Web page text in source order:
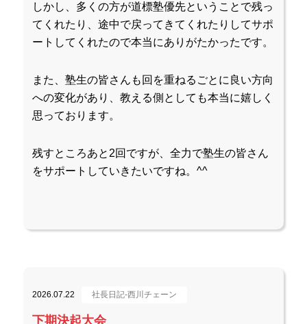
しかし、多くの方が道標塾優先ということで残っ
てくれたり、途中で戻ってきてくれたりしてサポ
ートしてくれたので本当にありがたかったです。
また、塾生の皆さんも回を重ねるごとに良い方向
への変化があり、教える側としても本当に嬉しく
思っております。
残すところあと2回ですが、全力で塾生の皆さん
をサポートしていきたいですね。^^
2026.07.22 社長日記-西川チェーン
下期決起大会